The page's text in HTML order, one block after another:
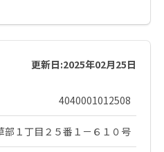
更新日:2025年02月25日
4040001012508
部１丁目２５番１－６１０号